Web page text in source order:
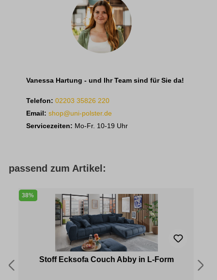
Vanessa Hartung - und Ihr Team sind für Sie da!
Telefon: 02203 35826 220
Email: shop@uni-polster.de
Servicezeiten: Mo-Fr. 10-19 Uhr
passend zum Artikel:
38%
Stoff Ecksofa Couch Abby in L-Form